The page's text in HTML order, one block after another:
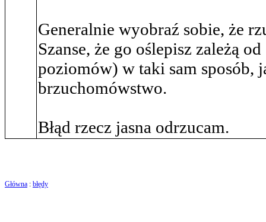
Generalnie wyobraź sobie, że
Szanse, że go oślepisz zależą
poziomów) w taki sam sposób,
brzuchomówstwo.
Błąd rzecz jasna odrzucam.
Główna : błędy